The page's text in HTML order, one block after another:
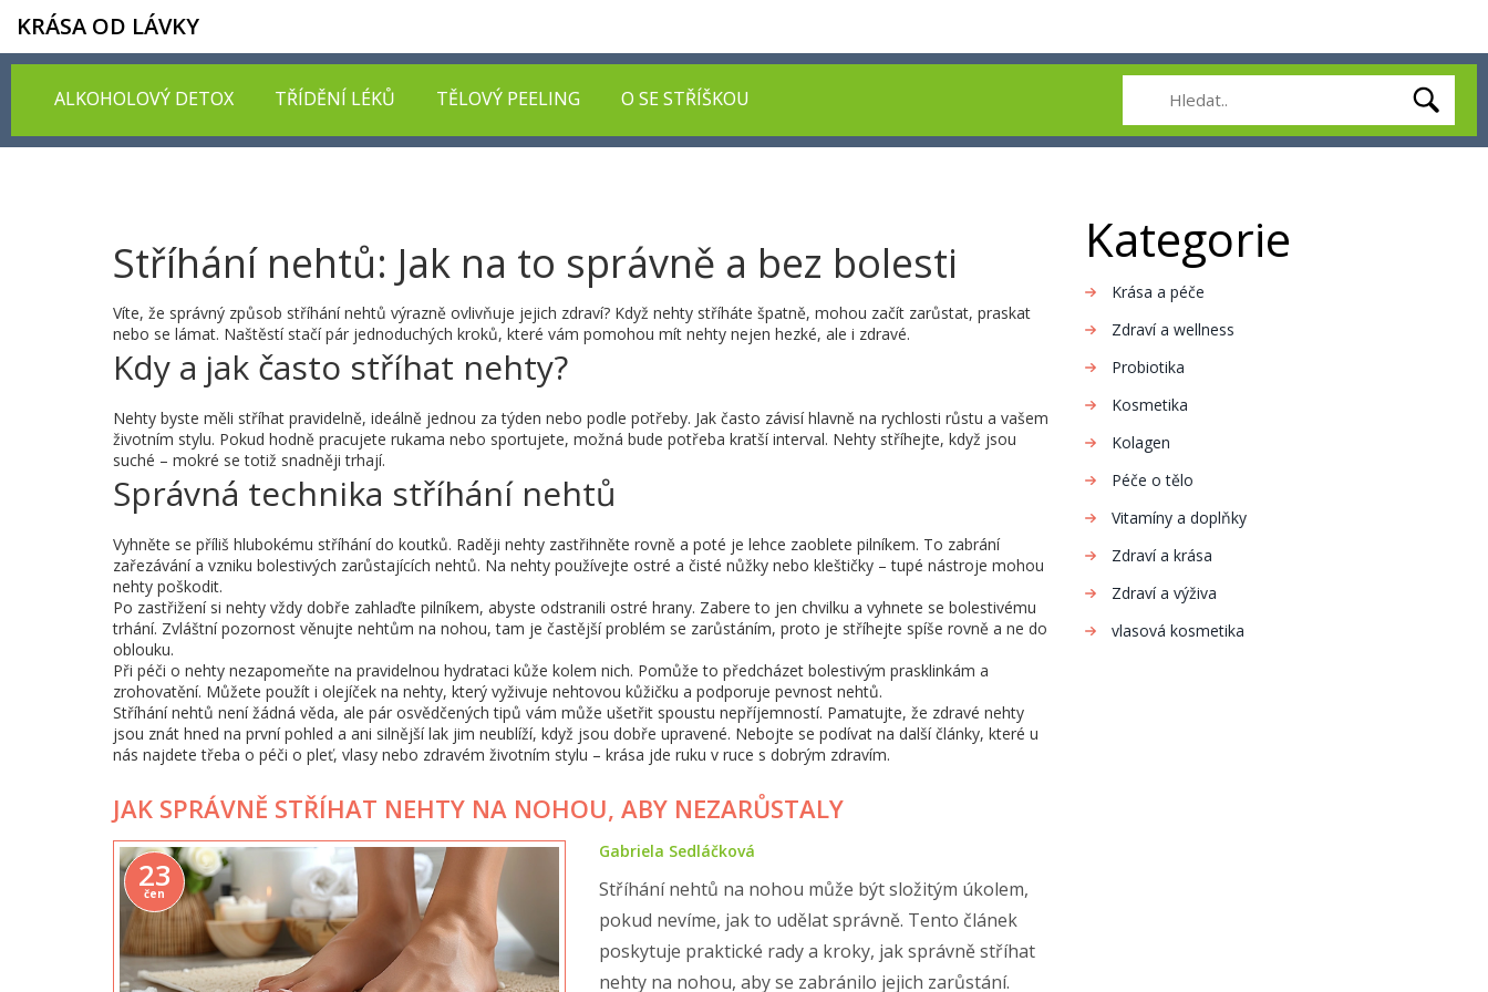
KRÁSA OD LÁVKY
ALKOHOLOVÝ DETOX TŘÍDĚNÍ LÉKŮ TĚLOVÝ PEELING O SE STŘÍŠKOU
Stříhání nehtů: Jak na to správně a bez bolesti
Víte, že správný způsob stříhání nehtů výrazně ovlivňuje jejich zdraví? Když nehty stříháte špatně, mohou začít zarůstat, praskat
nebo se lámat. Naštěstí stačí pár jednoduchých kroků, které vám pomohou mít nehty nejen hezké, ale i zdravé.
Kdy a jak často stříhat nehty?
Nehty byste měli stříhat pravidelně, ideálně jednou za týden nebo podle potřeby. Jak často závisí hlavně na rychlosti růstu a vašem
životním stylu. Pokud hodně pracujete rukama nebo sportujete, možná bude potřeba kratší interval. Nehty stříhejte, když jsou
suché – mokré se totiž snadněji trhají.
Správná technika stříhání nehtů
Vyhněte se příliš hlubokému stříhání do koutků. Raději nehty zastřihněte rovně a poté je lehce zaoblete pilníkem. To zabrání
zařezávání a vzniku bolestivých zarůstajících nehtů. Na nehty používejte ostré a čisté nůžky nebo kleštičky – tupé nástroje mohou
nehty poškodit.
Po zastřižení si nehty vždy dobře zahlaďte pilníkem, abyste odstranili ostré hrany. Zabere to jen chvilku a vyhnete se bolestivému
trhání. Zvláštní pozornost věnujte nehtům na nohou, tam je častější problém se zarůstáním, proto je stříhejte spíše rovně a ne do
oblouku.
Při péči o nehty nezapomeňte na pravidelnou hydrataci kůže kolem nich. Pomůže to předcházet bolestivým prasklinkám a
zrohovatění. Můžete použít i olejíček na nehty, který vyživuje nehtovou kůžičku a podporuje pevnost nehtů.
Stříhání nehtů není žádná věda, ale pár osvědčených tipů vám může ušetřit spoustu nepříjemností. Pamatujte, že zdravé nehty
jsou znát hned na první pohled a ani silnější lak jim neublíží, když jsou dobře upravené. Nebojte se podívat na další články, které u
nás najdete třeba o péči o pleť, vlasy nebo zdravém životním stylu – krása jde ruku v ruce s dobrým zdravím.
JAK SPRÁVNĚ STŘÍHAT NEHTY NA NOHOU, ABY NEZARŮSTALY
23
čen
Gabriela Sedláčková
Stříhání nehtů na nohou může být složitým úkolem,
pokud nevíme, jak to udělat správně. Tento článek
poskytuje praktické rady a kroky, jak správně stříhat
nehty na nohou, aby se zabránilo jejich zarůstání.
Kategorie
Krása a péče
Zdraví a wellness
Probiotika
Kosmetika
Kolagen
Péče o tělo
Vitamíny a doplňky
Zdraví a krása
Zdraví a výživa
vlasová kosmetika